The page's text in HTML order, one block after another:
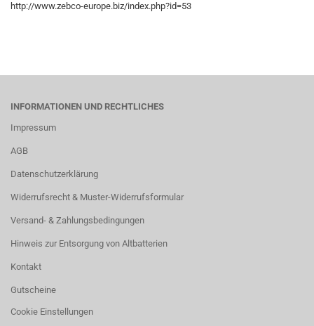
http://www.zebco-europe.biz/index.php?id=53
INFORMATIONEN UND RECHTLICHES
Impressum
AGB
Datenschutzerklärung
Widerrufsrecht & Muster-Widerrufsformular
Versand- & Zahlungsbedingungen
Hinweis zur Entsorgung von Altbatterien
Kontakt
Gutscheine
Cookie Einstellungen